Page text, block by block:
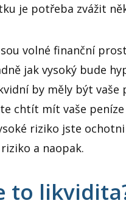
je potřeba zvážit
volné finanční
jak vysoký bude
by měly být
chtít mít vaše peníze
riziko jste
a naopak.
to